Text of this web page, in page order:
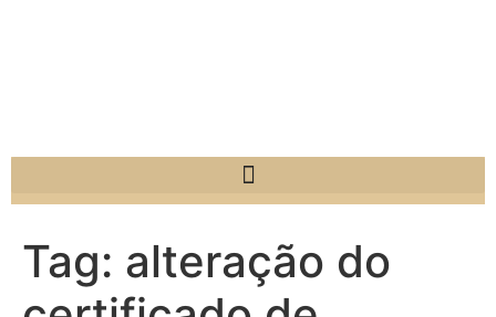
Tag: alteração do